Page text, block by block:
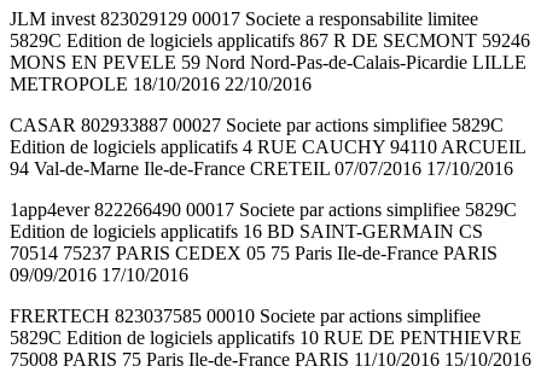
JLM invest 823029129 00017 Societe a responsabilite limitee
5829C Edition de logiciels applicatifs 867 R DE SECMONT 59246
MONS EN PEVELE 59 Nord Nord-Pas-de-Calais-Picardie LILLE
METROPOLE 18/10/2016 22/10/2016
CASAR 802933887 00027 Societe par actions simplifiee 5829C
Edition de logiciels applicatifs 4 RUE CAUCHY 94110 ARCUEIL
94 Val-de-Marne Ile-de-France CRETEIL 07/07/2016 17/10/2016
1app4ever 822266490 00017 Societe par actions simplifiee 5829C
Edition de logiciels applicatifs 16 BD SAINT-GERMAIN CS
70514 75237 PARIS CEDEX 05 75 Paris Ile-de-France PARIS
09/09/2016 17/10/2016
FRERTECH 823037585 00010 Societe par actions simplifiee
5829C Edition de logiciels applicatifs 10 RUE DE PENTHIEVRE
75008 PARIS 75 Paris Ile-de-France PARIS 11/10/2016 15/10/2016